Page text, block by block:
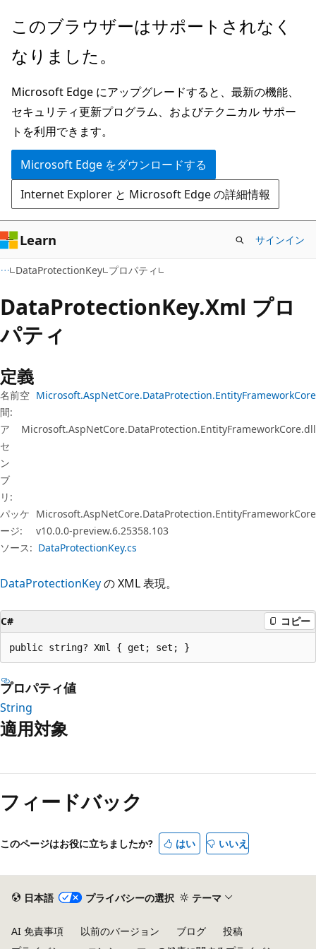
メ
ン
ン
テ
ン
ツ
に
ス
キ
ッ
プ
ペ
ジ
ナ
ビ
ゲ
ー
シ
ョ
ン
に
ス
キ
ッ
プ
このブラウザーはサポートされなく
なりました。
Microsoft Edge にアップグレードすると、最新の機能、
セキュリティ更新プログラム、およびテクニカル サポー
トを利用できます。
Microsoft Edge をダウンロードする
Internet Explorer と Microsoft Edge の詳細情報
Learn サインイン
DataProtectionKey プロパティ
DataProtectionKey.Xml プロ
パティ
定義
名前空
間:
Microsoft.AspNetCore.DataProtection.EntityFrameworkCore
ア
セ
ン
ブ
リ:
Microsoft.AspNetCore.DataProtection.EntityFrameworkCore.dll
パッケ
ージ:
Microsoft.AspNetCore.DataProtection.EntityFrameworkCore
v10.0.0-preview.6.25358.103
ソース: DataProtectionKey.cs
DataProtectionKeyの XML 表現。
C# コピー
public string? Xml { get; set; }
プロパティ値
String
適用対象
み
取
モ
ド
フィードバック
このページはお役に立ちましたか? はい いいえ
日本語 プライバシーの選択 テーマ
AI 免責事項 以前のバージョン ブログ
投稿